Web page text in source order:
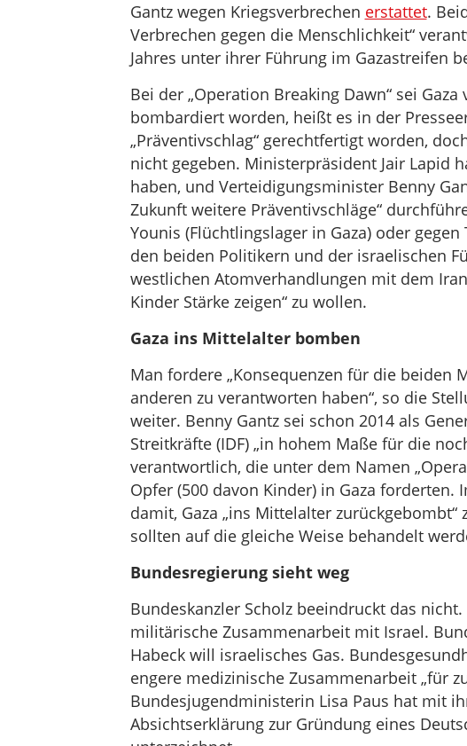
Gantz wegen Kriegsverbrechen erstattet.
Verbrechen gegen die Menschlichkeit“
Jahres unter ihrer Führung im Gazastreifen
Bei der „Operation Breaking Dawn“ sei
bombardiert worden, heißt es in der
„Präventivschlag“ gerechtfertigt worden,
nicht gegeben. Ministerpräsident Jair Lapid
haben, und Verteidigungsminister Benny
Zukunft weitere Präventivschläge“
Younis (Flüchtlingslager in Gaza) oder
den beiden Politikern und der israelischen
westlichen Atomverhandlungen mit dem
Kinder Stärke zeigen“ zu wollen.
Gaza ins Mittelalter bomben
Man fordere „Konsequenzen für die beiden
anderen zu verantworten haben“, so die
weiter. Benny Gantz sei schon 2014 als
Streitkräfte (IDF) „in hohem Maße für die
verantwortlich, die unter dem Namen
Opfer (500 davon Kinder) in Gaza
damit, Gaza „ins Mittelalter zurückgebombt“
sollten auf die gleiche Weise behandelt
Bundesregierung sieht weg
Bundeskanzler Scholz beeindruckt das
militärische Zusammenarbeit mit Israel.
Habeck will israelisches Gas.
engere medizinische Zusammenarbeit „für
Bundesjugendministerin Lisa Paus hat mit
Absichtserklärung zur Gründung eines